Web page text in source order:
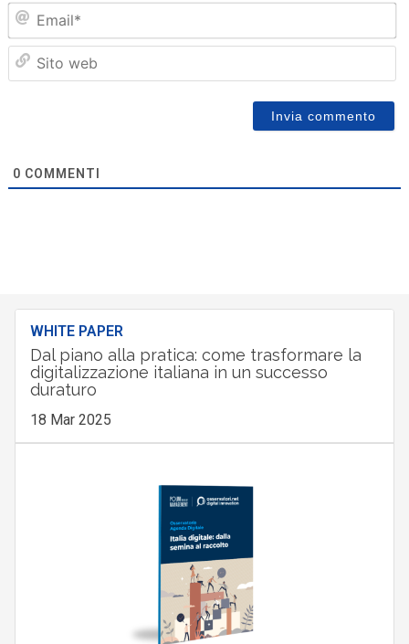
0 COMMENTI
WHITE PAPER
Dal piano alla pratica: come trasformare la
digitalizzazione italiana in un successo
duraturo
18 Mar 2025